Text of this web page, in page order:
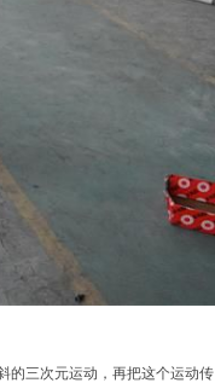
的三次元运动，再把这个运动传